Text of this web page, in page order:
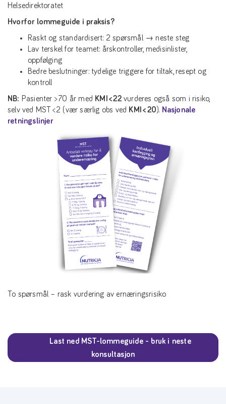
Helsedirektoratet
Hvorfor lommeguide i praksis?
Raskt og standardisert: 2 spørsmål → neste steg
Lav terskel for teamet: årskontroller, medisinlister,
oppfølging
Bedre beslutninger: tydelige triggere for tiltak, resept og
kontroll
NB: Pasienter > 70 år med KMI < 22vurderes også som i risiko,
selv ved MST < 2 (vær særlig obs ved KMI < 20). Nasjonale
retningslinjer
To spørsmål – rask vurdering av ernæringsrisiko
Last ned MST-lommeguide - bruk i neste
konsultasjon